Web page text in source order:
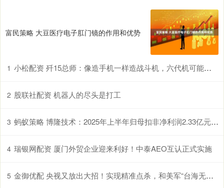
富民策略 大豆医疗电子肛门镜的作用和优势
1 小松配资 歼15总师：像造手机一样造战斗机，六代机可能两年后就会服役
2 股联社配资 机器人的尽头是打工
3 蚂蚁策略 博隆技术：2025年上半年归母扣非净利润2.33亿元 同比增加210.19%
4 瑞银网配资 厦门外贸企业迎来利好！中泰AEO互认正式实施
5 金御优配 央视又放出大招！实现精准点杀，和美军“台海无人地狱”一较高下